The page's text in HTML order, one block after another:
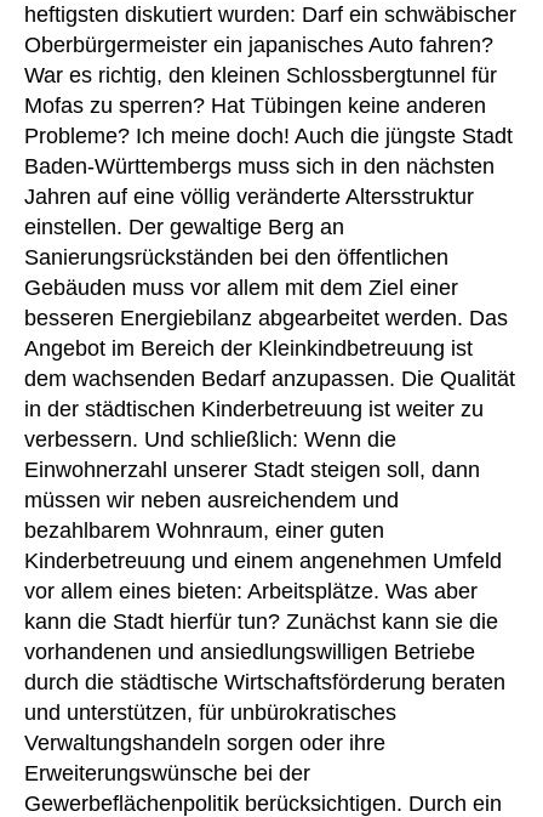
heftigsten diskutiert wurden: Darf ein schwäbischer
Oberbürgermeister ein japanisches Auto fahren?
War es richtig, den kleinen Schlossbergtunnel für
Mofas zu sperren? Hat Tübingen keine anderen
Probleme? Ich meine doch! Auch die jüngste Stadt
Baden-Württembergs muss sich in den nächsten
Jahren auf eine völlig veränderte Altersstruktur
einstellen. Der gewaltige Berg an
Sanierungsrückständen bei den öffentlichen
Gebäuden muss vor allem mit dem Ziel einer
besseren Energiebilanz abgearbeitet werden. Das
Angebot im Bereich der Kleinkindbetreuung ist
dem wachsenden Bedarf anzupassen. Die Qualität
in der städtischen Kinderbetreuung ist weiter zu
verbessern. Und schließlich: Wenn die
Einwohnerzahl unserer Stadt steigen soll, dann
müssen wir neben ausreichendem und
bezahlbarem Wohnraum, einer guten
Kinderbetreuung und einem angenehmen Umfeld
vor allem eines bieten: Arbeitsplätze. Was aber
kann die Stadt hierfür tun? Zunächst kann sie die
vorhandenen und ansiedlungswilligen Betriebe
durch die städtische Wirtschaftsförderung beraten
und unterstützen, für unbürokratisches
Verwaltungshandeln sorgen oder ihre
Erweiterungswünsche bei der
Gewerbeflächenpolitik berücksichtigen. Durch ein